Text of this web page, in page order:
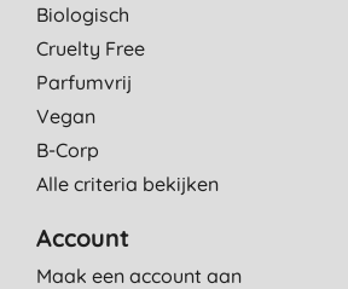
Biologisch
Cruelty Free
Parfumvrij
Vegan
B-Corp
Alle criteria bekijken
Account
Maak een account aan